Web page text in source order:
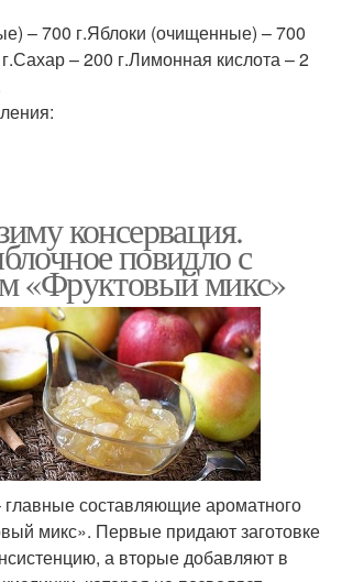
– 700 г.Яблоки (очищенные) – 700
– 200 г.Лимонная кислота – 2
консервация.
повидло с
«Фруктовый микс»
главные составляющие ароматного
микс». Первые придают заготовке
а вторые добавляют в